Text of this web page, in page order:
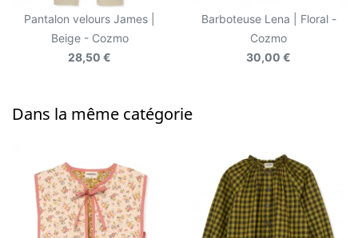
Pantalon velours James |
Beige - Cozmo
28,50 €
Barboteuse Lena | Floral -
Cozmo
30,00 €
Dans la même catégorie